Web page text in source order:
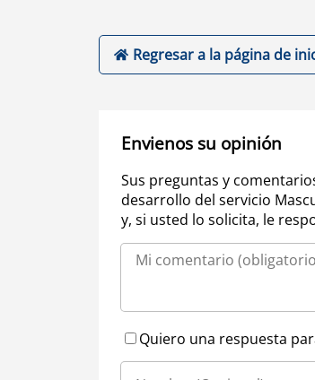
Regresar a la página de
Envienos su opinión
Sus preguntas y
desarrollo del servicio
y, si usted lo solicita, le
Quiero una respuesta